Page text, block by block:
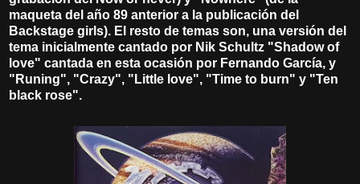
maqueta del año 89 anterior a la publicación del
Backstage girls). El resto de temas son, una versión del
tema inicialmente cantado por Nik Schultz "Shadow of
love" cantada en esta ocasión por Fernando García, y
"Runing", "Crazy", "Little love", "Time to burn" y "Ten
black rose".